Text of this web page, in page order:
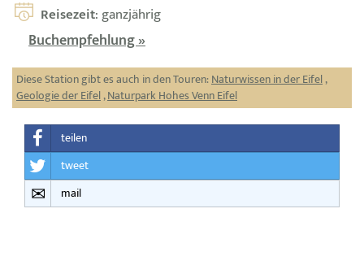
Reisezeit: ganzjährig
Buchempfehlung »
Diese Station gibt es auch in den Touren:Naturwissen in der Eifel,
Geologie der Eifel,Naturpark Hohes Venn Eifel
teilen
tweet
mail